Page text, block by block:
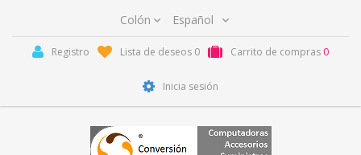
Registro Lista de deseos 0 Carrito de compras 0
Inicia sesión